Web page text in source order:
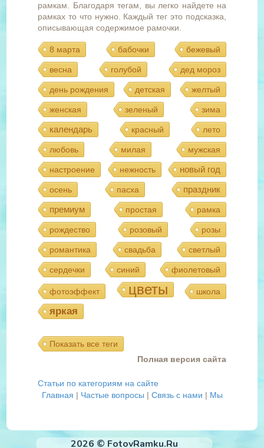
рамкам. Благодаря тегам, вы легко найдете на
рамках то что нужно. Каждый тег это подсказка,
описывающая содержимое рамочки.
8 марта бабочки бежевый
весна голубой дед мороз
день рождения детская желтый
женская зеленый зима
календарь красный лето
любовь милая мужская
настроение нежность новый год
осень пасха
праздник
премиум
простая рамка
рождество розовый розы
романтика свадьба светлый
сердечки синий фиолетовый
фотоэффект цветы школа
яркая
Показать все теги
Полная версия сайта
Статьи по категориям на сайте
Главная | Частые вопросы | Связь с нами | Мы
2026 © FotovRamku.Ru